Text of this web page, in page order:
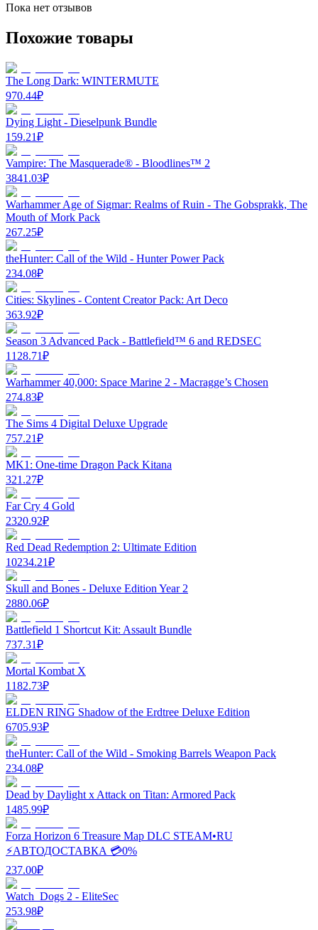
Пока нет отзывов
Похожие товары
The Long Dark: WINTERMUTE
970.44₽
Dying Light - Dieselpunk Bundle
159.21₽
Vampire: The Masquerade® - Bloodlines™ 2
3841.03₽
Warhammer Age of Sigmar: Realms of Ruin - The Gobsprakk, The
Mouth of Mork Pack
267.25₽
theHunter: Call of the Wild - Hunter Power Pack
234.08₽
Cities: Skylines - Content Creator Pack: Art Deco
363.92₽
Season 3 Advanced Pack - Battlefield™ 6 and REDSEC
1128.71₽
Warhammer 40,000: Space Marine 2 - Macragge’s Chosen
274.83₽
The Sims 4 Digital Deluxe Upgrade
757.21₽
MK1: One-time Dragon Pack Kitana
321.27₽
Far Cry 4 Gold
2320.92₽
Red Dead Redemption 2: Ultimate Edition
10234.21₽
Skull and Bones - Deluxe Edition Year 2
2880.06₽
Battlefield 1 Shortcut Kit: Assault Bundle
737.31₽
Mortal Kombat X
1182.73₽
ELDEN RING Shadow of the Erdtree Deluxe Edition
6705.93₽
theHunter: Call of the Wild - Smoking Barrels Weapon Pack
234.08₽
Dead by Daylight x Attack on Titan: Armored Pack
1485.99₽
Forza Horizon 6 Treasure Map DLC STEAM•RU
⚡️АВТОДОСТАВКА 💳0%
237.00₽
Watch_Dogs 2 - EliteSec
253.98₽